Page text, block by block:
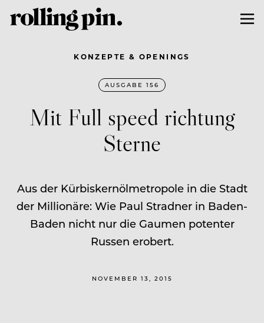
KONZEPTE & OPENINGS
AUSGABE 156
Mit Full speed richtung
Sterne
Aus der Kürbiskernölmetropole in die Stadt
der Millionäre: Wie Paul Stradner in Baden-
Baden nicht nur die Gaumen potenter
Russen erobert.
NOVEMBER 13, 2015